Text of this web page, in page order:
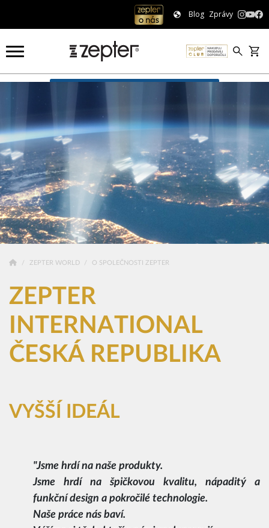
Blog Zprávy
O společnosti Zepter
ZEPTER WORLD O SPOLEČNOSTI ZEPTER
ZEPTER
INTERNATIONAL
ČESKÁ REPUBLIKA
VYŠŠÍ IDEÁL
"Jsme hrdí na naše produkty.
Jsme hrdí na špičkovou kvalitu, nápaditý a
funkční design a pokročilé technologie.
Naše práce nás baví.